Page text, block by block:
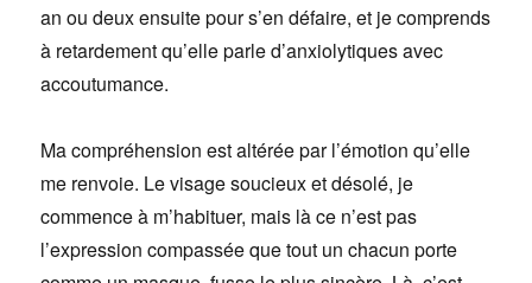
an ou deux ensuite pour s’en défaire, et je comprends
à retardement qu’elle parle d’anxiolytiques avec
accoutumance.
Ma compréhension est altérée par l’émotion qu’elle
me renvoie. Le visage soucieux et désolé, je
commence à m’habituer, mais là ce n’est pas
l’expression compassée que tout un chacun porte